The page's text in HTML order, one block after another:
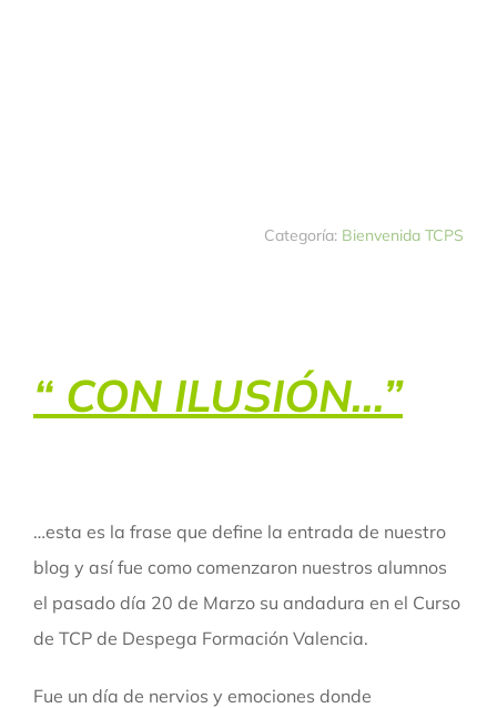
Categoría: Bienvenida TCPS
“ CON ILUSIÓN…”
…esta es la frase que define la entrada de nuestro
blog y así fue como comenzaron nuestros alumnos
el pasado día 20 de Marzo su andadura en el Curso
de TCP de Despega Formación Valencia.
Fue un día de nervios y emociones donde